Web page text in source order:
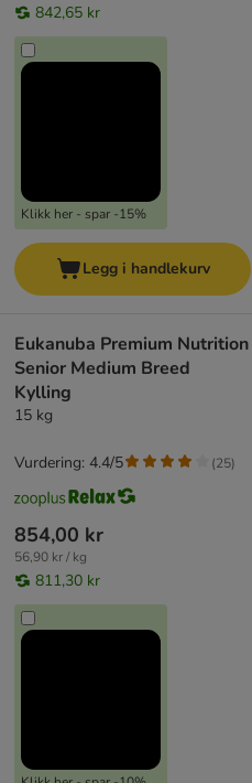
842,65 kr
Klikk her - spar -15%
Legg i handlekurv
Eukanuba Premium Nutrition
Senior Medium Breed
Kylling
15 kg
854,00 kr
56,90 kr / kg
811,30 kr
Vurdering: 4.4/5 (25)